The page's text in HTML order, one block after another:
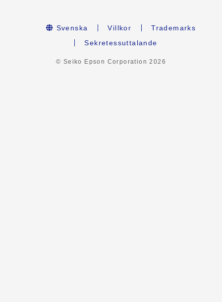
Svenska Villkor
Trademarks
Sekretessuttalande
© Seiko Epson Corporation2026